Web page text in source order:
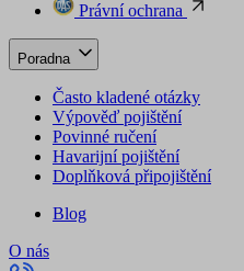
Právní ochrana
Poradna
Často kladené otázky
Výpověď pojištění
Povinné ručení
Havarijní pojištění
Doplňková připojištění
Blog
O nás